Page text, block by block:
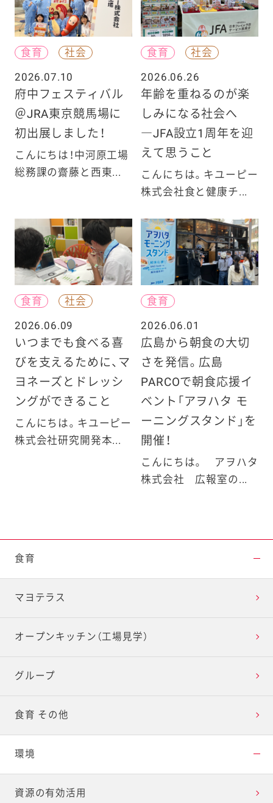
食育
社会
2026.07.10
府中フェスティバル
＠JRA東京競馬場に
初出展しました！
こんにちは！中河原工場
総務課の齋藤と西東...
食育
社会
2026.06.26
年齢を重ねるのが楽
しみになる社会へ
―JFA設立1周年を迎
えて思うこと
こんにちは。キユーピー
株式会社食と健康チ...
食育
社会
2026.06.09
いつまでも食べる喜
びを支えるために、マ
ヨネーズとドレッシ
ングができること
こんにちは。キユーピー
株式会社研究開発本...
食育
2026.06.01
広島から朝食の大切
さを発信。広島
PARCOで朝食応援イ
ベント「アヲハタ モ
ーニングスタンド」を
開催！
こんにちは。 アヲハタ
株式会社 広報室の...
食育
マヨテラス
オープンキッチン（工場見学）
グループ
食育 その他
環境
資源の有効活用